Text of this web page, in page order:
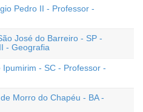
Pedro II - Professor -
José do Barreiro - SP -
- Geografia
- SC - Professor -
Morro do Chapéu - BA -